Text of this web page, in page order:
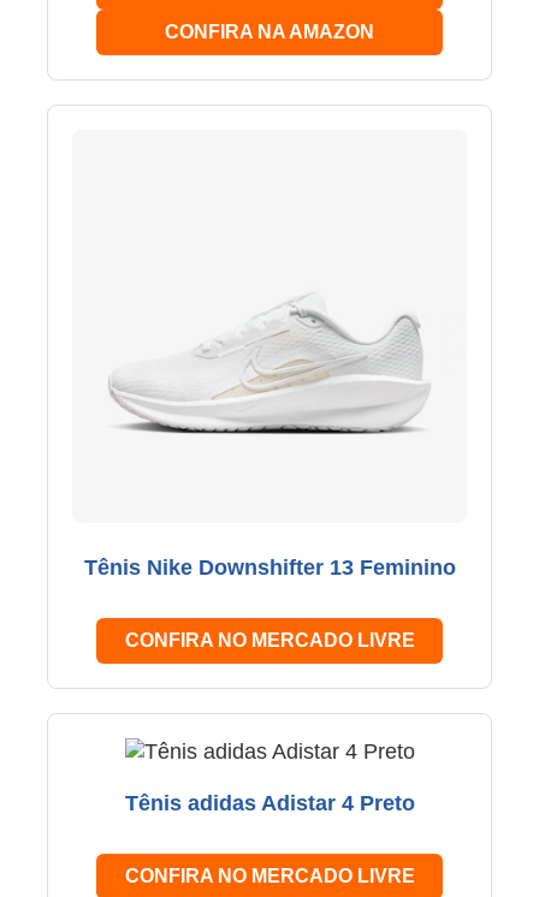
CONFIRA NA AMAZON
Tênis Nike Downshifter 13 Feminino
CONFIRA NO MERCADO LIVRE
Tênis adidas Adistar 4 Preto
CONFIRA NO MERCADO LIVRE